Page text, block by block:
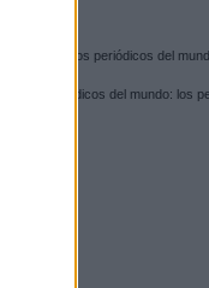
entrada a los periódicos del
de los periódicos del mundo: los